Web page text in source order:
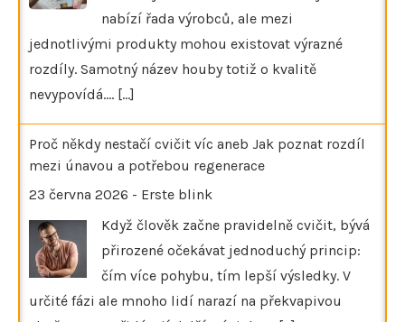
nabízí řada výrobců, ale mezi
jednotlivými produkty mohou existovat výrazné
rozdíly. Samotný název houby totiž o kvalitě
nevypovídá.… [...]
Proč někdy nestačí cvičit víc aneb Jak poznat rozdíl
mezi únavou a potřebou regenerace
23 června 2026 - Erste blink
Když člověk začne pravidelně cvičit, bývá
přirozené očekávat jednoduchý princip:
čím více pohybu, tím lepší výsledky. V
určité fázi ale mnoho lidí narazí na překvapivou